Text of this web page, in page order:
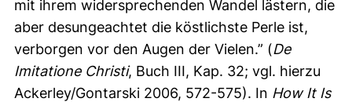
mit ihrem widersprechenden Wandel lästern, die
aber desungeachtet die köstlichste Perle ist,
verborgen vor den Augen der Vielen.” (De
Imitatione Christi, Buch III, Kap. 32; vgl. hierzu
Ackerley/Gontarski 2006, 572-575). In How It Is